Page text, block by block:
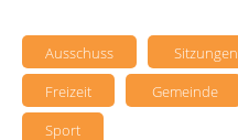
Ausschuss
Sitzungen
Freizeit
Gemeinde
Sport